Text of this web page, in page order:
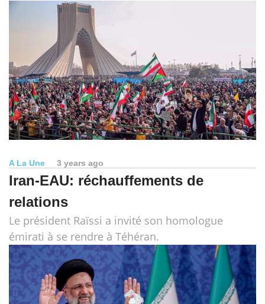
A La Une 3 years ago
Iran-EAU: réchauffements de
relations
Le président Raïssi a invité son homologue
émirati à se rendre à Téhéran.